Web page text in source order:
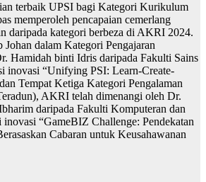
terbaik UPSI bagi Kategori Kurikulum
memperoleh pencapaian cemerlang
daripada kategori berbeza di AKRI 2024.
dalam Kategori Pengajaran
Hamidah binti Idris daripada Fakulti Sains
inovasi “Unifying PSI: Learn-Create-
Tempat Ketiga Kategori Pengalaman
AKRI telah dimenangi oleh Dr.
daripada Fakulti Komputeran dan
“GameBIZ Challenge: Pendekatan
Cabaran untuk Keusahawanan